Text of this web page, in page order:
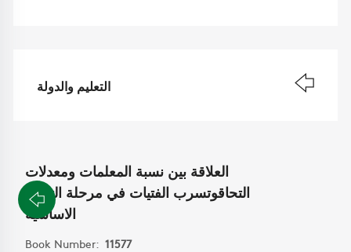
التعليم والدولة
العلاقة بين نسبة المعلمات ومعدلات
التحاقوتسرب الفتيات في مرحلة التعليم
الاساسية
Book Number: 11577